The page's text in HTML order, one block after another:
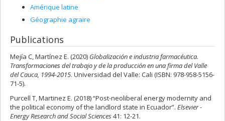
Amérique latine
Géographie agraire
Publications
Mejía C, Martínez E. (2020) Globalización e industria farmacéutica.
Transformaciones del trabajo y de la producción en una firma del Valle
del Cauca, 1994-2015. Universidad del Valle: Cali (ISBN: 978-958-5156-
71-5).
Purcell T, Martinez E. (2018) “Post-neoliberal energy modernity and
the political economy of the landlord state in Ecuador”. Elsevier -
Energy Research and Social Sciences41: 12-21.